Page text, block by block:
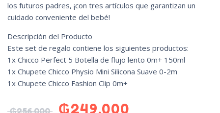
los futuros padres, ¡con tres artículos que garantizan un
cuidado conveniente del bebé!
Descripción del Producto
Este set de regalo contiene los siguientes productos:
1x Chicco Perfect 5 Botella de flujo lento 0m+ 150ml
1x Chupete Chicco Physio Mini Silicona Suave 0-2m
1x Chupete Chicco Fashion Clip 0m+
₲256.000 ₲249.000